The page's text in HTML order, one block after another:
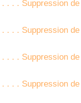
. . . . Suppression de
. . . . Suppression de
. . . . Suppression de
. . . . Suppression de